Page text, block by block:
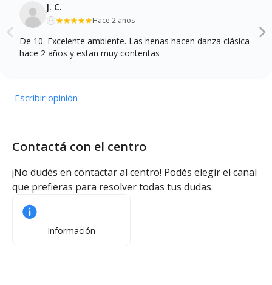
J. C.
Hace 2 años
De 10. Excelente ambiente. Las nenas hacen danza clásica
hace 2 años y estan muy contentas
Escribir opinión
Contactá con el centro
¡No dudés en contactar al centro! Podés elegir el canal
que prefieras para resolver todas tus dudas.
Información